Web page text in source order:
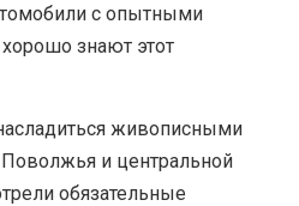
с опытными
знают этот
живописными
и центральной
обязательные